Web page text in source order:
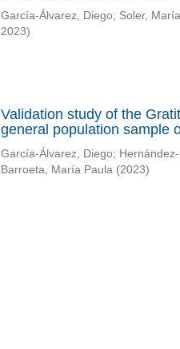
García-Álvarez, Diego; Soler,
2023)
Validation study of the
general population sample
García-Álvarez, Diego;
Barroeta, María Paula (2023)